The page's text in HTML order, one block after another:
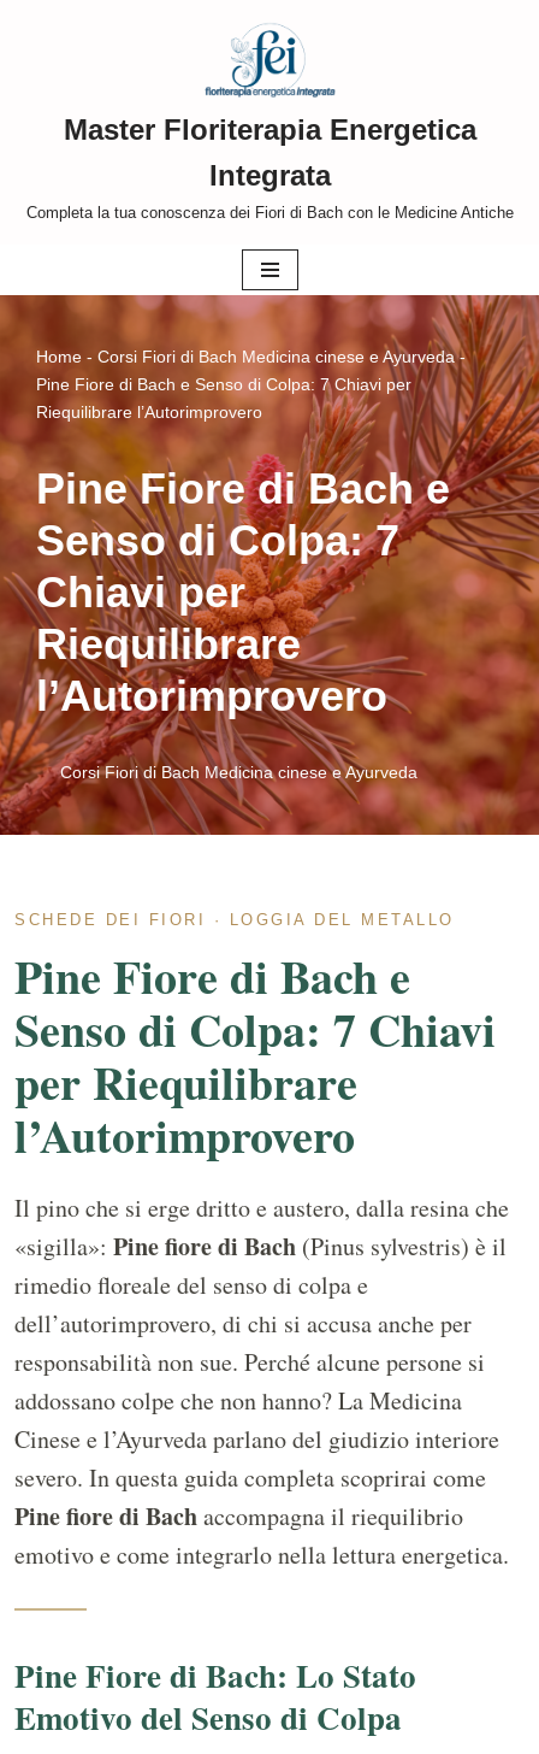
contenutoMaster Floriterapia Energetica
Integrata
Completa la tua conoscenza dei Fiori di Bach con le Medicine Antiche
Home - Corsi Fiori di Bach Medicina cinese e Ayurveda-
Pine Fiore di Bach e Senso di Colpa: 7 Chiavi per
Riequilibrare l’Autorimprovero
Pine Fiore di Bach e
Senso di Colpa: 7
Chiavi per
Riequilibrare
l’Autorimprovero
Corsi Fiori di Bach Medicina cinese e Ayurveda
SCHEDE DEI FIORI · LOGGIA DEL METALLO
Pine Fiore di Bach e
Senso di Colpa: 7 Chiavi
per Riequilibrare
l’Autorimprovero
Il pino che si erge dritto e austero, dalla resina che
«sigilla»: Pine fiore di Bach (Pinus sylvestris) è il
rimedio floreale del senso di colpa e
dell’autorimprovero, di chi si accusa anche per
responsabilità non sue. Perché alcune persone si
addossano colpe che non hanno? La Medicina
Cinese e l’Ayurveda parlano del giudizio interiore
severo. In questa guida completa scoprirai come
Pine fiore di Bachaccompagna il riequilibrio
emotivo e come integrarlo nella lettura energetica.
Pine Fiore di Bach: Lo Stato
Emotivo del Senso di Colpa